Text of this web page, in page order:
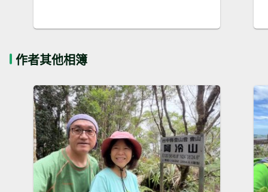
作者其他相簿